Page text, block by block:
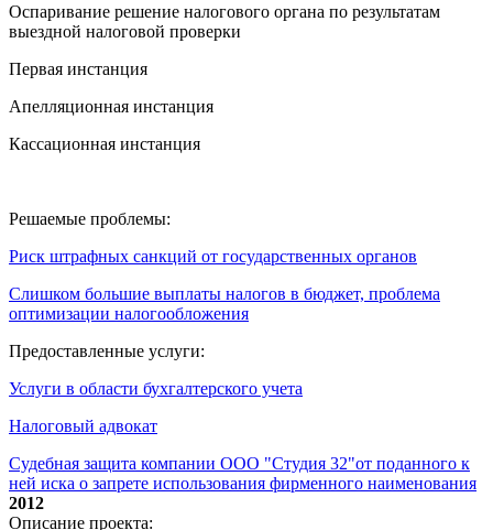
Оспаривание решение налогового органа по результатам
выездной налоговой проверки
Первая инстанция
Апелляционная инстанция
Кассационная инстанция
Решаемые проблемы:
Риск штрафных санкций от государственных органов
Слишком большие выплаты налогов в бюджет, проблема
оптимизации налогообложения
Предоставленные услуги:
Услуги в области бухгалтерского учета
Налоговый адвокат
Судебная защита компании ООО "Студия 32"от поданного к
ней иска о запрете использования фирменного наименования
2012
Описание проекта: